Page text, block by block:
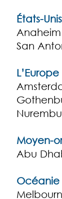
États-Unis
San
L’Europe
Moyen-
Abu
Océanie